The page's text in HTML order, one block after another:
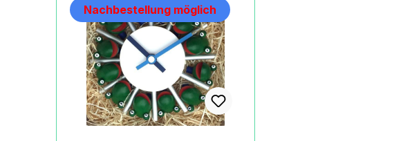
Nachbestellung möglich